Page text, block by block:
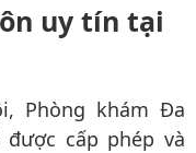
uy tín tại
Phòng khám Đa
cấp phép và